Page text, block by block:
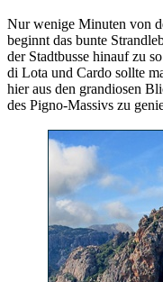
Nur wenige Minuten von
beginnt das bunte
der Stadtbusse hinauf zu
di Lota und Cardo sollte
hier aus den grandiosen
des Pigno-Massivs zu